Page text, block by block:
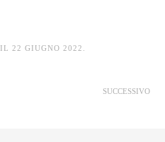
IL 22 GIUGNO 2022
SUCCESSIVO